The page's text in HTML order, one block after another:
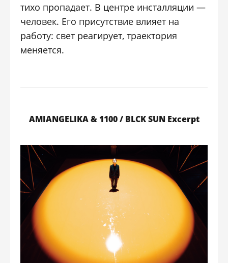
тихо пропадает. В центре инсталляции —
человек. Его присутствие влияет на
работу: свет реагирует, траектория
меняется.
AMIANGELIKA & 1100 / BLCK SUN Excerpt